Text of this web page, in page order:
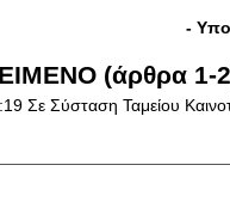
-
(άρθρα 1-
Σε Σύσταση Ταμείου